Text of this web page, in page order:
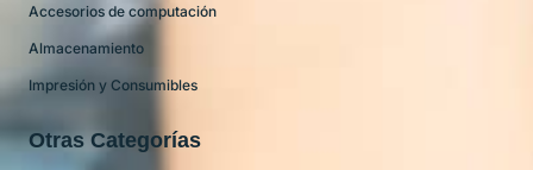
Accesorios de computación
Almacenamiento
Impresión y Consumibles
Otras Categorías